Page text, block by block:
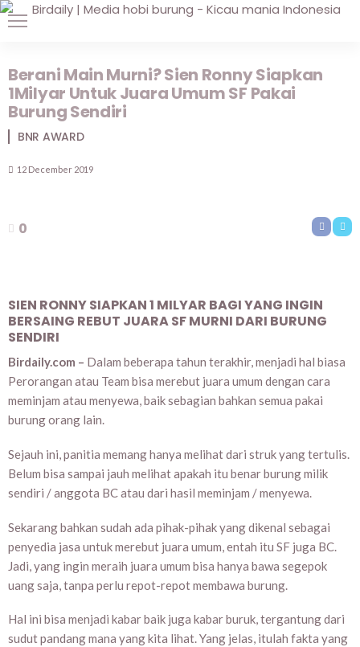
Berani Main Murni? Sien Ronny Siapkan
1Milyar Untuk Juara Umum SF Pakai
Burung Sendiri
BNR AWARD
12 December 2019
0
SIEN RONNY SIAPKAN 1 MILYAR BAGI YANG INGIN
BERSAING REBUT JUARA SF MURNI DARI BURUNG
SENDIRI
Birdaily.com – Dalam beberapa tahun terakhir, menjadi hal biasa
Perorangan atau Team bisa merebut juara umum dengan cara
meminjam atau menyewa, baik sebagian bahkan semua pakai
burung orang lain.
Sejauh ini, panitia memang hanya melihat dari struk yang tertulis.
Belum bisa sampai jauh melihat apakah itu benar burung milik
sendiri / anggota BC atau dari hasil meminjam / menyewa.
Sekarang bahkan sudah ada pihak-pihak yang dikenal sebagai
penyedia jasa untuk merebut juara umum, entah itu SF juga BC.
Jadi, yang ingin meraih juara umum bisa hanya bawa segepok
uang saja, tanpa perlu repot-repot membawa burung.
Hal ini bisa menjadi kabar baik juga kabar buruk, tergantung dari
sudut pandang mana yang kita lihat. Yang jelas, itulah fakta yang